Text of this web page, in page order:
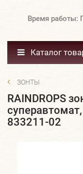
Время работы:
Каталог
ЗОНТЫ
RAINDROPS
833211-02